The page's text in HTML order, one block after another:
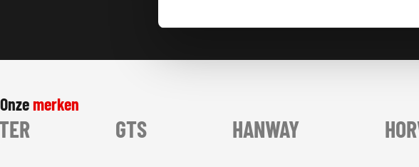
Onzemerken
HANWAY HORWIN